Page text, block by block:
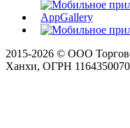
2015-2026 © ООО
Ханхи, ОГРН